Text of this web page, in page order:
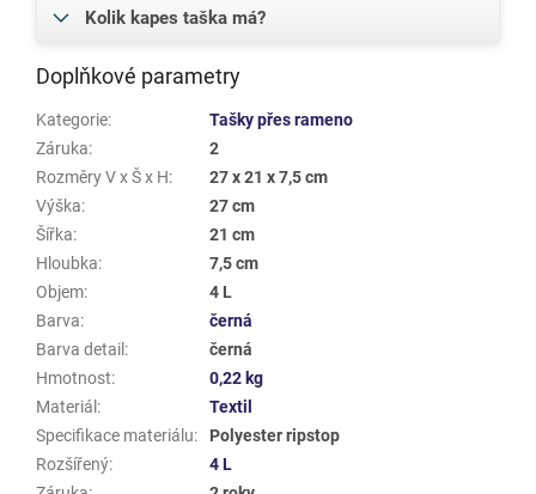
Kolik kapes taška má?
Doplňkové parametry
Kategorie:
Tašky přes rameno
Záruka:
2
Rozměry V x Š x H:
27 x 21 x 7,5 cm
Výška:
27 cm
Šířka:
21 cm
Hloubka:
7,5 cm
Objem:
4 L
Barva:
černá
Barva detail :
černá
Hmotnost:
0,22 kg
Materiál :
Textil
Specifikace materiálu:
Polyester ripstop
Rozšířený:
4 L